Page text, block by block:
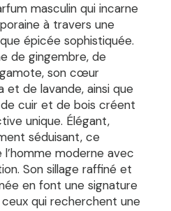
masculin qui incarne
à travers une
épicée sophistiquée.
de gingembre, de
son cœur
et de lavande, ainsi que
cuir et de bois créent
unique. Élégant,
séduisant, ce
moderne avec
Son sillage raffiné et
en font une signature
qui recherchent une